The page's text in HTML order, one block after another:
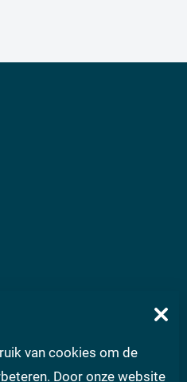
van cookies om de
Door onze website